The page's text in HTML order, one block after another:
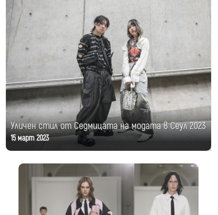
Уличен стил от Седмицата на модата в Сеул 2023
15 март 2023